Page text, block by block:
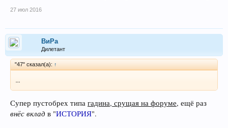
27 июл 2016
ВиРа
Дилетант
"47" сказал(а): ↑
...
Супер пустобрех типа гадина, срущая на форуме, ещё раз
внёс вклад в "ИСТОРИЯ".